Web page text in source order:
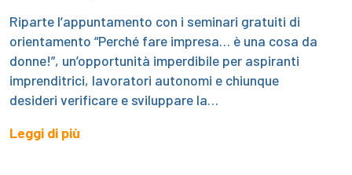
Riparte l’appuntamento con i seminari gratuiti di
orientamento “Perché fare impresa… è una cosa da
donne!”, un’opportunità imperdibile per aspiranti
imprenditrici, lavoratori autonomi e chiunque
desideri verificare e sviluppare la…
Leggi di più